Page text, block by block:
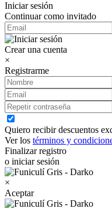
Iniciar sesión
Continuar como invitado
Crear una cuenta
×
Registrarme
Quiero recibir descuentos
Ver los términos y
Finalizar registro
o iniciar sesión
×
Aceptar